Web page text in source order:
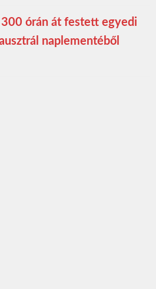
300 órán át festett egyedi
naplementéből